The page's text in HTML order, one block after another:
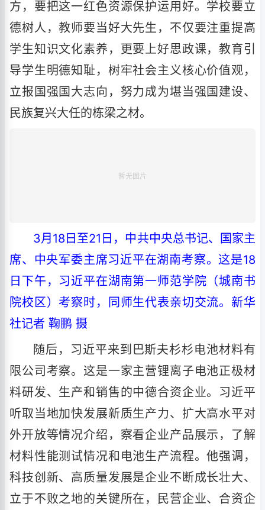
方，要把这一红色资源保护运用好。学校要立
德树人，教师要当好大先生，不仅要注重提高
学生知识文化素养，更要上好思政课，教育引
导学生明德知耻，树牢社会主义核心价值观，
立报国强国大志向，努力成为堪当强国建设、
民族复兴大任的栋梁之材。
3月18日至21日，中共中央总书记、国家主
席、中央军委主席习近平在湖南考察。这是18
日下午，习近平在湖南第一师范学院（城南书
院校区）考察时，同师生代表亲切交流。新华
社记者 鞠鹏 摄
随后，习近平来到巴斯夫杉杉电池材料有
限公司考察。这是一家主营锂离子电池正极材
料研发、生产和销售的中德合资企业。习近平
听取当地加快发展新质生产力、扩大高水平对
外开放等情况介绍，察看企业产品展示，了解
材料性能测试情况和电池生产流程。他强调，
科技创新、高质量发展是企业不断成长壮大、
立于不败之地的关键所在，民营企业、合资企